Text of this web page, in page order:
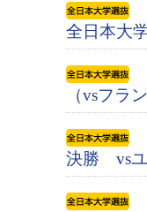
全日本大
（vsフラ
決勝 vsユ